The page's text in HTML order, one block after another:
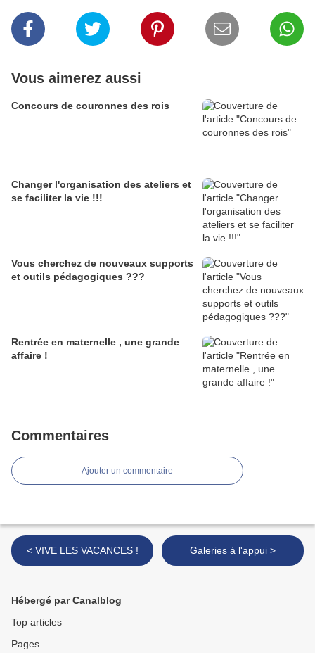
Vous aimerez aussi
Concours de couronnes des rois
Changer l'organisation des ateliers et
se faciliter la vie !!!
Vous cherchez de nouveaux supports
et outils pédagogiques ???
Rentrée en maternelle , une grande
affaire !
Commentaires
Ajouter un commentaire
< VIVE LES VACANCES ! Galeries à l'appui >
Hébergé par Canalblog
Top articles
Pages